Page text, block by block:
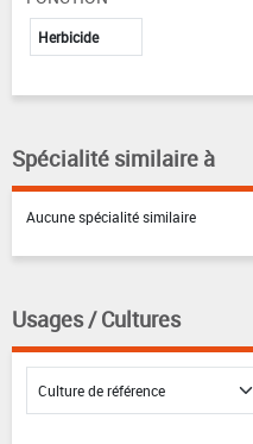
Herbicide
Spécialité similaire à
Aucune spécialité similaire
Usages / Cultures